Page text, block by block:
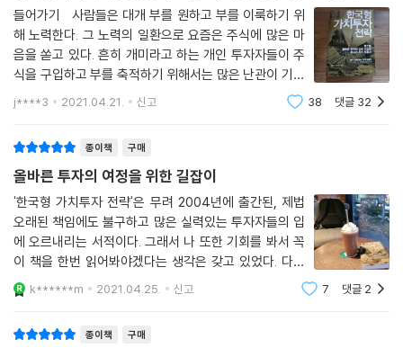
들어가기 사람들은 대개 부를 원하고 부를 이룩하기 위
해 노력한다. 그 노력의 일환으로 요즘은 주식에 많은 마
음을 쏟고 있다. 흔히 개미라고 하는 개인 투자자들이 주
식을 구입하고 부를 축적하기 위해서는 많은 난관이 기다
리고 있다. 이 책은 그런 난관을 극복해 보려는 노력의 방
법으로 제시해 보고 있는 글이다. 저자는 가치 투자라는
j****3 2021.04.21. 신고 38 댓글 32
종이책 구매
올바른 투자의 여정을 위한 길잡이
'한국형 가치투자 전략'은 무려 2004년에 출간된, 제법
오래된 책임에도 불구하고 많은 실력있는 투자자들의 입
에 오르내리는 서적이다. 그래서 나 또한 기회를 봐서 꼭
이 책을 한번 읽어봐야겠다는 생각은 갖고 있었다. 다만
현재 책장에 꽂힌, 아직 읽지 못한 책이 너무 많았을 뿐. 그
런데 이번에 YES24에서 진행하는 '투자 재테크 리뷰 이
k******m 2021.04.25. 신고 7 댓글 2
종이책 구매